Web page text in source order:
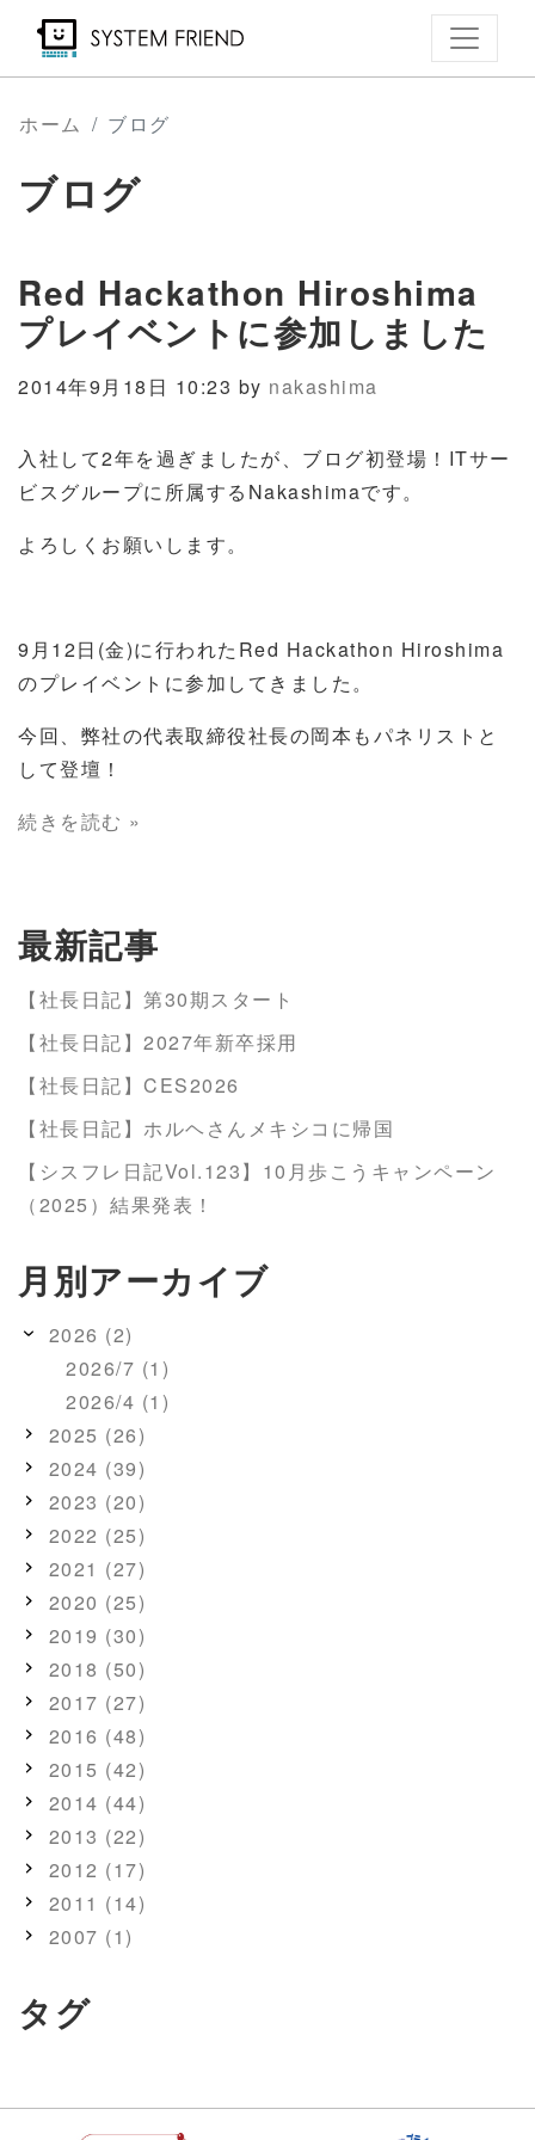
ン
コ
に
移
ホーム ブログ
ブログ
Red Hackathon Hiroshima
プレイベントに参加しました
2014年9月18日 10:23 by nakashima
入社して2年を過ぎましたが、ブログ初登場！ITサー
ビスグループに所属するNakashimaです。
よろしくお願いします。
9月12日(金)に行われたRed Hackathon Hiroshima
のプレイベントに参加してきました。
今回、弊社の代表取締役社長の岡本もパネリストと
して登壇！
続きを読む »
最新記事
【社長日記】第30期スタート
【社長日記】2027年新卒採用
【社長日記】CES2026
【社長日記】ホルヘさんメキシコに帰国
【シスフレ日記Vol.123】10月歩こうキャンペーン
（2025）結果発表！
月別アーカイブ
2026 (2)
2026/7 (1)
2026/4 (1)
2025 (26)
2024 (39)
2023 (20)
2022 (25)
2021 (27)
2020 (25)
2019 (30)
2018 (50)
2017 (27)
2016 (48)
2015 (42)
2014 (44)
2013 (22)
2012 (17)
2011 (14)
2007 (1)
タグ